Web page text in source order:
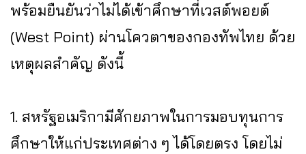
พร้อมยืนยันว่าไม่ได้เข้าศึกษาที่เวสต์พอยต์
(West Point) ผ่านโควตาของกองทัพไทย ด้วย
เหตุผลสำคัญ ดังนี้
1. สหรัฐอเมริกามีศักยภาพในการมอบทุนการ
ศึกษาให้แก่ประเทศต่าง ๆ ได้โดยตรง โดยไม่